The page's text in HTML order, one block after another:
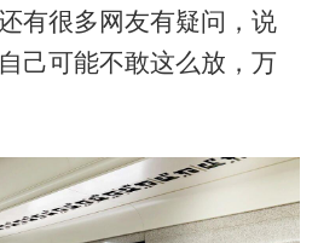
有很多网友有疑问，说
己可能不敢这么放，万